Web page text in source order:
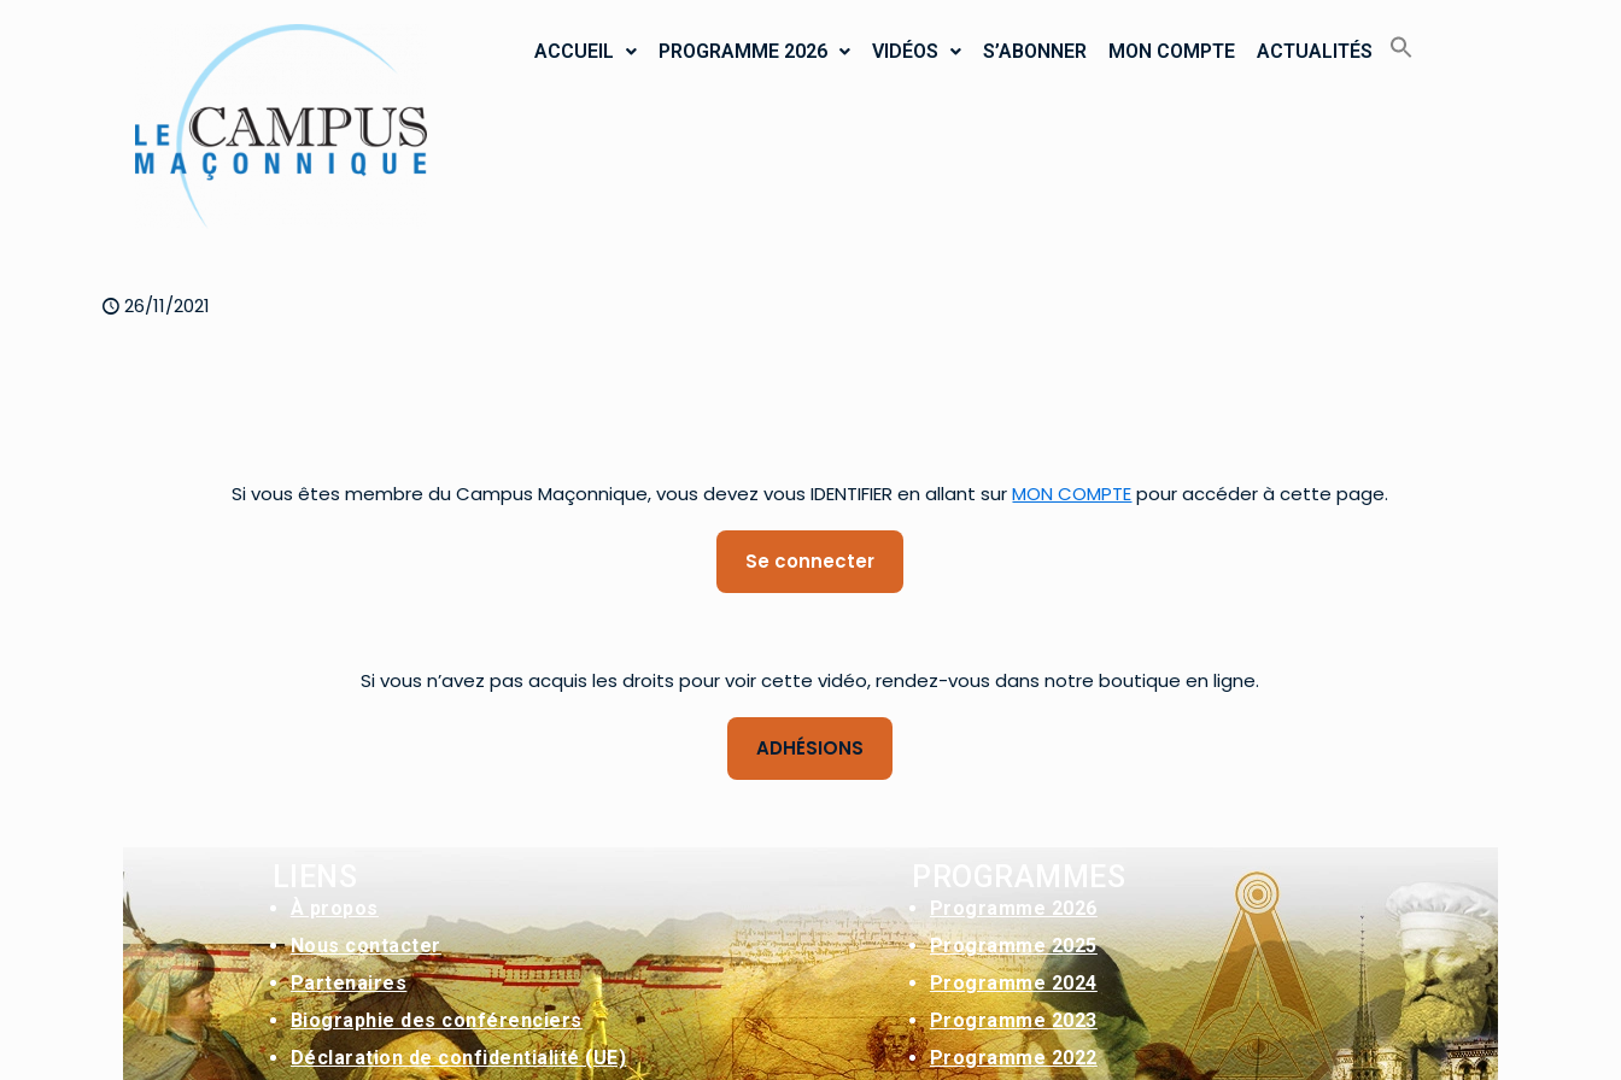
ACCUEIL PROGRAMME 2026 VIDÉOS S’ABONNER MON COMPTE ACTUALITÉS
26/11/2021
Si vous êtes membre du Campus Maçonnique, vous devez vous IDENTIFIER en allant surMON COMPTEpour accéder à cette page.
Se connecter
Si vous n’avez pas acquis les droits pour voir cette vidéo, rendez-vous dans notre boutique en ligne.
ADHÉSIONS
À propos
Nous contacter
Partenaires
Biographie des conférenciers
Déclaration de confidentialité (UE)
PROGRAMMES
Programme 2026
Programme 2025
Programme 2024
Programme 2023
Programme 2022